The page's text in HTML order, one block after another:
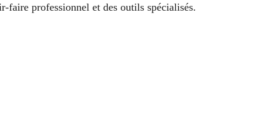
faire professionnel et des outils spécialisés.